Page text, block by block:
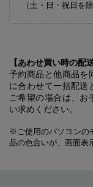
（土・日・祝日を
【あわせ買い時の配
予約商品と他商品を
に合わせて一括配送
ご希望の場合は、お
い求めください。
※ご使用のパソコンの
品の色合いが、画面表